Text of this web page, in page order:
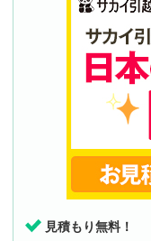
見積もり無料！